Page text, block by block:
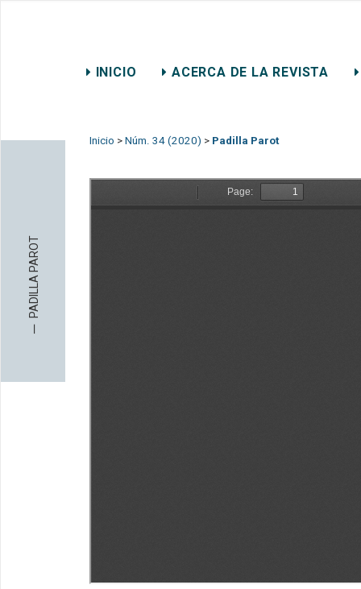
INICIO ACERCA DE LA REVISTA
─
PADILLA PAROT
Inicio > Núm. 34 (2020) > Padilla Parot